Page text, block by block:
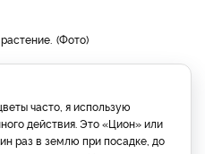
Фото
часто, я использую
действия. Это «Цион» или
раз в землю при посадке, до